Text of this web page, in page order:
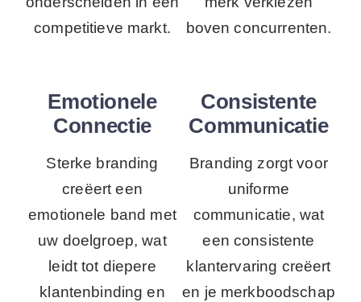
competitieve markt.
Emotionele
Connectie
Sterke branding
creëert een
emotionele band met
uw doelgroep, wat
leidt tot diepere
klantenbinding en
boven concurrenten.
Consistente
Communicatie
Branding zorgt voor
uniforme
communicatie, wat
een consistente
klantervaring creëert
en je merkboodschap